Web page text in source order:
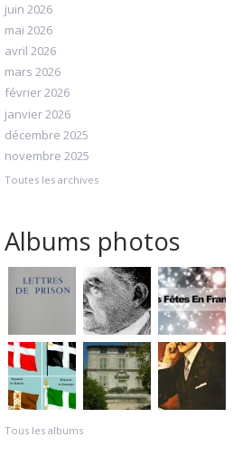
juin 2026
mai 2026
avril 2026
mars 2026
février 2026
janvier 2026
décembre 2025
novembre 2025
Toutes les archives
Albums photos
Tous les albums